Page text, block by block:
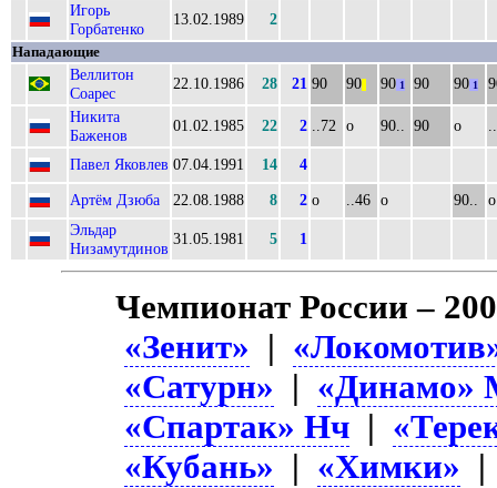
Игорь
Горбатенко
13.02.1989 2
Нападающие
Веллитон
Соарес
22.10.1986 28 21 90 90 90 1 90 90 1
Никита
Баженов
01.02.1985 22 2 ..72 о 90.. 90 о
Павел Яковлев 07.04.1991 14
4
Артём Дзюба
22.08.1988 8 2 о ..46 о 90..
о
Эльдар
Низамутдинов
31.05.1981 5 1
Чемпионат России –
«Зенит» |
«Сатурн» | «Динамо»
«Спартак» Нч |
«Кубань» | «Химки»